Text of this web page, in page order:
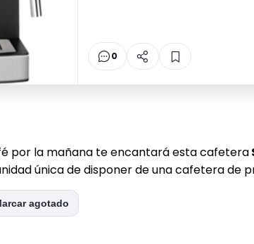
0
por la mañana te encantará esta cafetera
única de disponer de una cafetera de
agotado